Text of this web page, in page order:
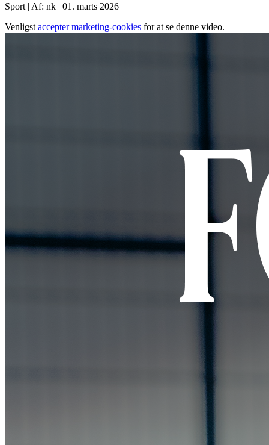
Sport | Af: nk | 01. marts 2026
Venligst accepter marketing-cookies for at se denne video.